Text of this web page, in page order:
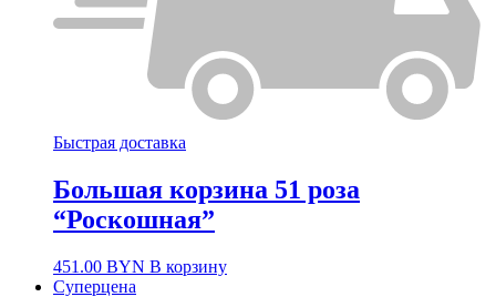
Быстрая доставка
Большая корзина 51 роза
“Роскошная”
451.00 BYN В корзину
Суперцена